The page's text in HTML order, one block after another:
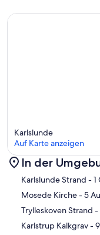
Karlslunde
Auf Karte anzeigen
In der
Karlslunde Strand - 1
Mosede Kirche- 5
Trylleskoven Strand -
Karlstrup Kalkgrav-